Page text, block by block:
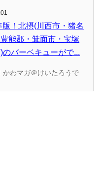
版！北摂(川西市・猪名
能郡・箕面市・宝塚
のバーベキューがで...
わマガ＠けいたろうで